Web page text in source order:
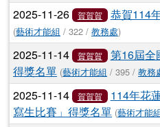
2025-11-26 賀賀賀 恭賀114
(藝術才能組 / 322 / 教務處)
2025-11-14 賀賀賀
第16屆全
得獎名單 (藝術才能組 / 395 / 教務
2025-11-14 賀賀賀
114年花
寫生比賽」得獎名單 (藝術才能